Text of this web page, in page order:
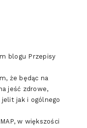
blogu Przepisy
że będąc na
jeść zdrowe,
jelit jak i ogólnego
w większości